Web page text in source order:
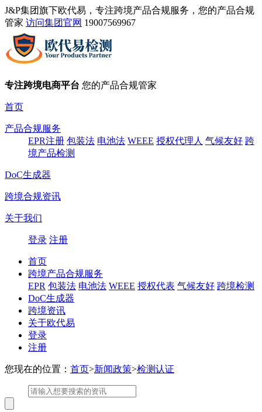
J&P集团旗下欧代易，专注跨境产品合规服务，您的产品合规
管家 访问集团官网 19007569967
专注跨境电商平台 您的产品合规管家
首页
产品合规服务
EPR注册 包装法 电池法 WEEE 授权代理人 气候友好 跨
境产品检测
DoC生成器
跨境合规资讯
关于我们
登录 注册
首页
跨境产品合规服务
EPR 包装法 电池法 WEEE 授权代表 气候友好 跨境检测
DoC生成器
跨境资讯
关于欧代易
登录
注册
您现在的位置： 首页>新闻政策>检测认证